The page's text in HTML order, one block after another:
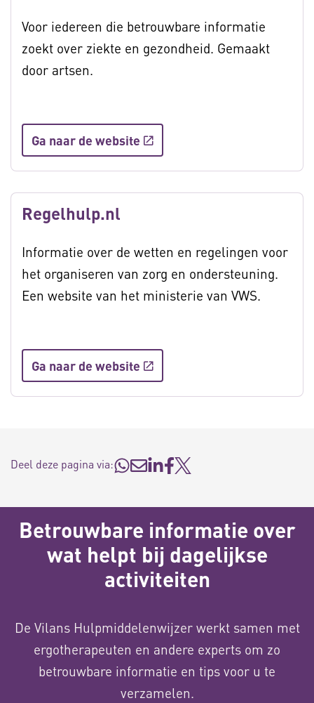
Voor iedereen die betrouwbare informatie
zoekt over ziekte en gezondheid. Gemaakt
door artsen.
Ga naar de website
Regelhulp.nl
Informatie over de wetten en regelingen voor
het organiseren van zorg en ondersteuning.
Een website van het ministerie van VWS.
Ga naar de website
Deel deze pagina via:
Betrouwbare informatie over
wat helpt bij dagelijkse
activiteiten
De Vilans Hulpmiddelenwijzer werkt samen met
ergotherapeuten en andere experts om zo
betrouwbare informatie en tips voor u te
verzamelen.